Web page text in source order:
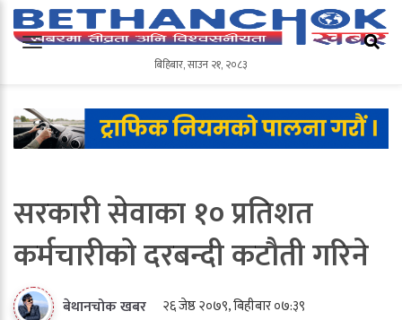
बिहिबार,साउन २१,२०८३
बिहिबार,साउन २१, २०८३
सरकारी सेवाका १० प्रतिशत
कर्मचारीको दरबन्दी कटौती गरिने
बेथानचोक खबर २६ जेष्ठ २०७९, बिहीबार ०७:३९